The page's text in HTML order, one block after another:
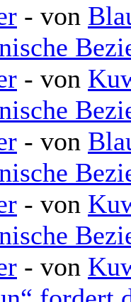
- von
- von
- von
- von
- von